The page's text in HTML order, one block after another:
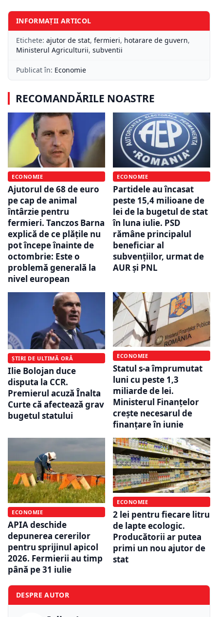
INFORMAȚII ARTICOL
Etichete: ajutor de stat, fermieri, hotarare de guvern,
Ministerul Agriculturii, subventii
Publicat în: Economie
RECOMANDĂRILE NOASTRE
ECONOMIE
Ajutorul de 68 de euro
pe cap de animal
întârzie pentru
fermieri. Tanczos Barna
explică de ce plățile nu
pot începe înainte de
octombrie: Este o
problemă generală la
nivel european
ECONOMIE
Partidele au încasat
peste 15,4 milioane de
lei de la bugetul de stat
în luna iulie. PSD
rămâne principalul
beneficiar al
subvențiilor, urmat de
AUR și PNL
ȘTIRI DE ULTIMĂ ORĂ
Ilie Bolojan duce
disputa la CCR.
Premierul acuză Înalta
Curte că afectează grav
bugetul statului
ECONOMIE
Statul s-a împrumutat
luni cu peste 1,3
miliarde de lei.
Ministerul Finanțelor
crește necesarul de
finanțare în iunie
ECONOMIE
APIA deschide
depunerea cererilor
pentru sprijinul apicol
2026. Fermierii au timp
până pe 31 iulie
ECONOMIE
2 lei pentru fiecare litru
de lapte ecologic.
Producătorii ar putea
primi un nou ajutor de
stat
DESPRE AUTOR